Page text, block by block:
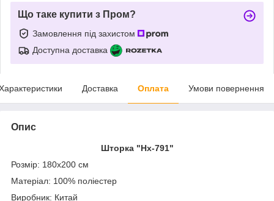
Що таке купити з Пром?
Замовлення під захистом
Доступна доставка
Доставка Оплата Умови повернення
Опис
Шторка "Hx-791"
Розмір: 180х200 см
Матеріал: 100% поліестер
Виробник: Китай